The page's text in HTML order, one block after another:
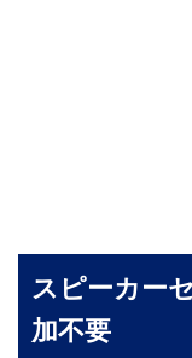
スピーカー
加不要